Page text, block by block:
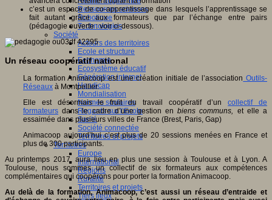
Ressources sciences
Robotique
Technologies
Société
Acteurs des territoires
Ecole et structure
Economie
Ecosystème éducatif
Génération internet
Handicap
Mondialisation
Normes scolaires
Regards sur l’Ecole
Santé
Société connectée
Territoires et projets
Territoires
Europe
International
Régions
Ruralité
Territoires et projets
Tiers lieux
c’est un espace de co-apprentissage dans lesquels l’apprentissage se
fait autant grâce aux formateurs que par l’échange entre pairs
(pédagogie ouverte : voir ci-dessous).
Un réseau coopératif national
La formation Animacoop est une création initiale de l’association Outils-
Réseaux à Montpellier.
Elle est désormais le fruit du travail coopératif d’uncollectif de
formateurs dans le cadre d’une gestion enbiens communs, et elle a
essaimée dans plusieurs villes de France (Brest, Paris, Gap)
Animacoop aujourd’hui c’est plus de 20 sessions menées en France et
plus de 300 participants.
Au printemps 2017, aura lieu en plus une session à Toulouse et à Lyon. A
Toulouse, nous sommes un collectif de six formateurs aux compétences
complémentaires qui coopérons pour porter la formation Animacoop.
Au delà de la formation, Animacoop, c’est aussi un réseau d’entraide et